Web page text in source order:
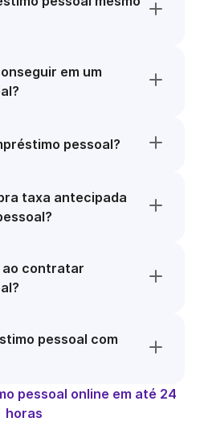
em um
pessoal?
taxa antecipada
ao contratar
pessoal com
pessoal online em até 24
horas